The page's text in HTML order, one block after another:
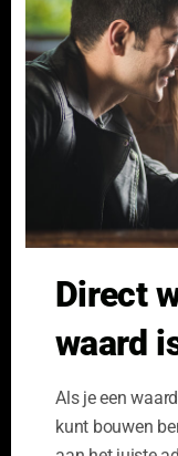
NVM Voorwaarden
Professionele
Links
Ibiza Real Estate BDK
NieuwWonenUtrecht
Zuijdplas | De Keizer
Bedrijfsmakelaars
Kennisbank
Direct
waard
Als je een
kunt bouwen